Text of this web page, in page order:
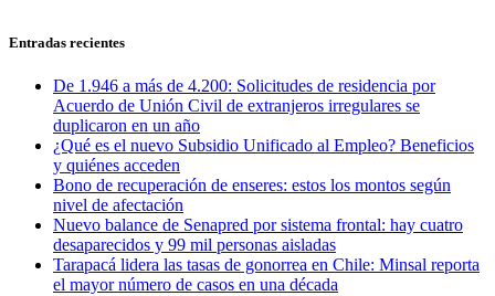
Entradas recientes
De 1.946 a más de 4.200: Solicitudes de residencia por
Acuerdo de Unión Civil de extranjeros irregulares se
duplicaron en un año
¿Qué es el nuevo Subsidio Unificado al Empleo? Beneficios
y quiénes acceden
Bono de recuperación de enseres: estos los montos según
nivel de afectación
Nuevo balance de Senapred por sistema frontal: hay cuatro
desaparecidos y 99 mil personas aisladas
Tarapacá lidera las tasas de gonorrea en Chile: Minsal reporta
el mayor número de casos en una década